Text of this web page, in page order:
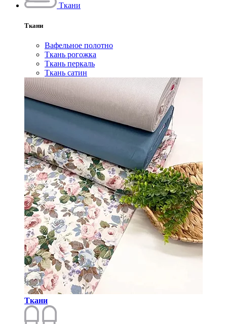
Ткани
Ткани
Вафельное полотно
Ткань рогожка
Ткань перкаль
Ткань сатин
Ткани